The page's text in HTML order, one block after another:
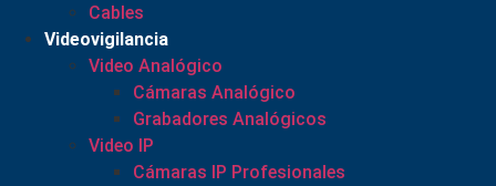
Cables
Videovigilancia
Video Analógico
Cámaras Analógico
Grabadores Analógicos
Video IP
Cámaras IP Profesionales